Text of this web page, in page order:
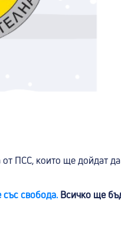
ПСС, които ще дойдат
свобода. Всичко ще